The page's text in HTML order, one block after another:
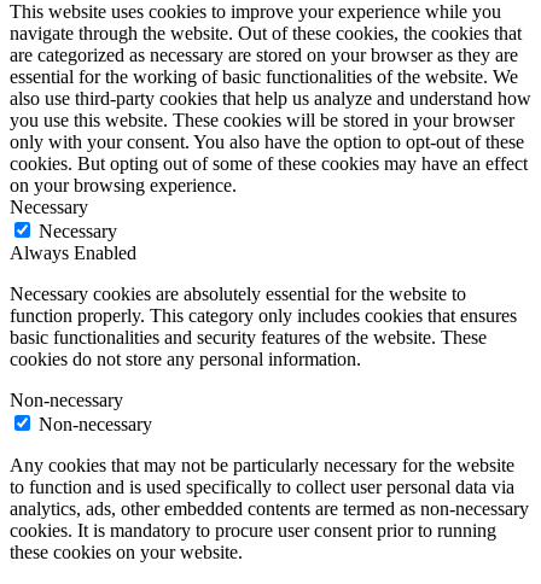
This website uses cookies to improve your experience while you
navigate through the website. Out of these cookies, the cookies that
are categorized as necessary are stored on your browser as they are
essential for the working of basic functionalities of the website. We
also use third-party cookies that help us analyze and understand how
you use this website. These cookies will be stored in your browser
only with your consent. You also have the option to opt-out of these
cookies. But opting out of some of these cookies may have an effect
on your browsing experience.
Necessary
Necessary
Always Enabled
Necessary cookies are absolutely essential for the website to
function properly. This category only includes cookies that ensures
basic functionalities and security features of the website. These
cookies do not store any personal information.
Non-necessary
Non-necessary
Any cookies that may not be particularly necessary for the website
to function and is used specifically to collect user personal data via
analytics, ads, other embedded contents are termed as non-necessary
cookies. It is mandatory to procure user consent prior to running
these cookies on your website.